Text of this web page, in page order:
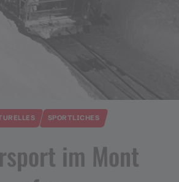
im Mont
SPORTLICHES